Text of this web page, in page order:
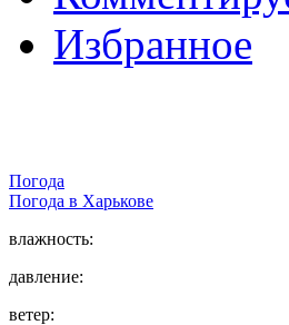
Избранное
Погода
Погода в Харькове
влажность:
давление:
ветер: